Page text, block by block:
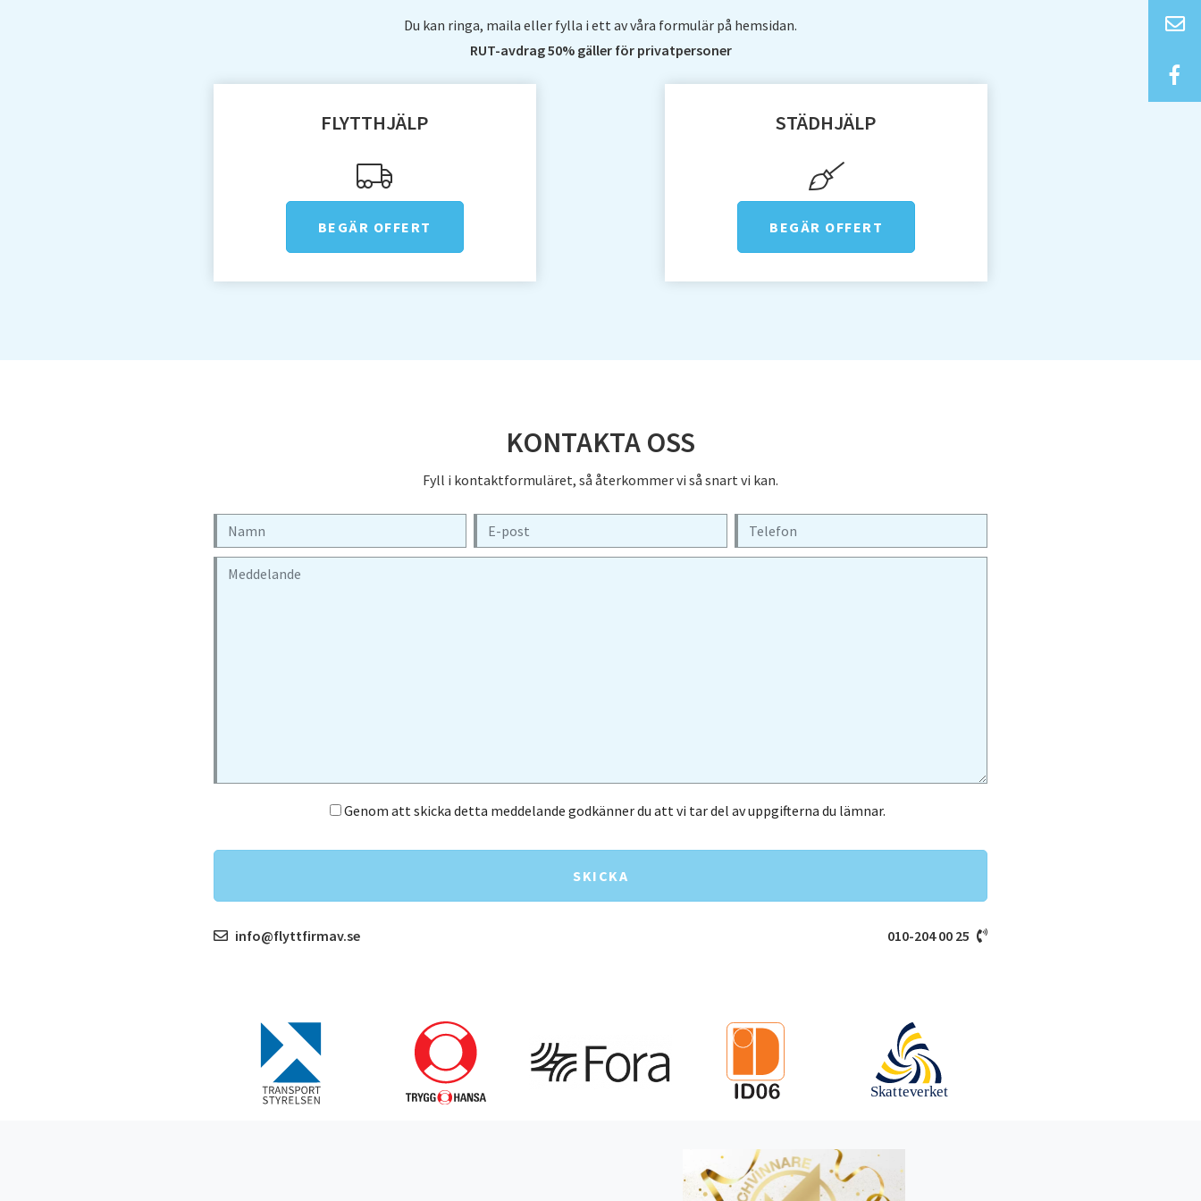
dra av. Det betyder att om du har någon form avDu kan ringa, maila eller fylla i ett av våra formulär på hemsidan.
RUT-avdrag 50% gäller för privatpersoner
FLYTTHJÄLP
BEGÄR OFFERT
STÄDHJÄLP
BEGÄR OFFERT
KONTAKTA OSS
Fyll i kontaktformuläret, så återkommer vi så snart vi kan.
Genom att skicka detta meddelande godkänner du att vi tar del av uppgifterna du lämnar.
SKICKA
info@flyttfirmav.se 010-204 00 25